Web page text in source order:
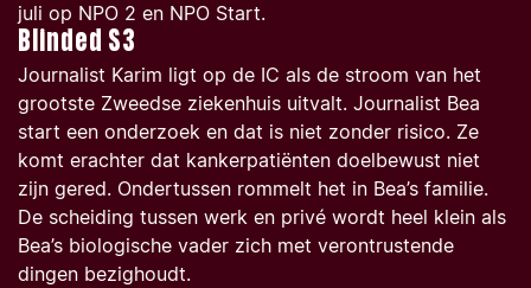
juli op NPO 2 en NPO Start.
Blinded S3
Journalist Karim ligt op de IC als de stroom van het
grootste Zweedse ziekenhuis uitvalt. Journalist Bea
start een onderzoek en dat is niet zonder risico. Ze
komt erachter dat kankerpatiënten doelbewust niet
zijn gered. Ondertussen rommelt het in Bea’s familie.
De scheiding tussen werk en privé wordt heel klein als
Bea’s biologische vader zich met verontrustende
dingen bezighoudt.